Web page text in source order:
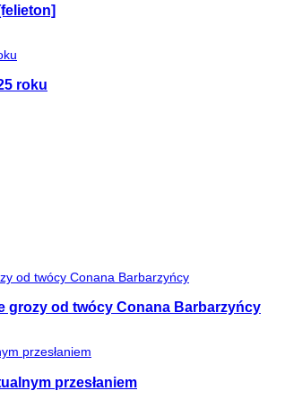
roku
grozy od twócy Conana Barbarzyńcy
przesłaniem